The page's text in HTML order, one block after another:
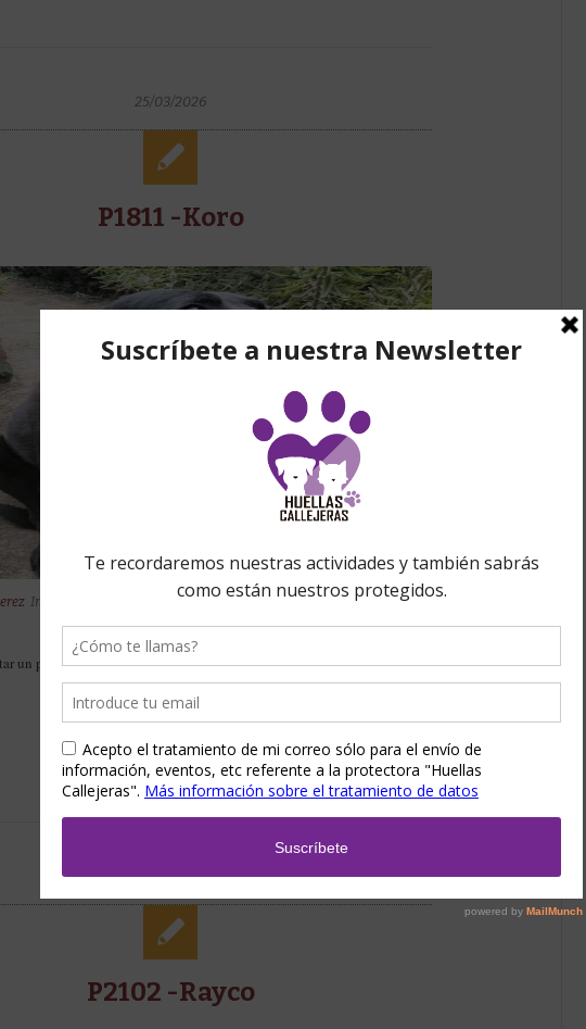
25/03/2026
P1811 -Koro
In Perro Alcora Perros
Todos los animales en adopción
un perro? Koro forma parte de uno de los casos más duros que hemos
vivido: el rescate de...
8 0
Read More
25/03/2026
P2102 -Rayco